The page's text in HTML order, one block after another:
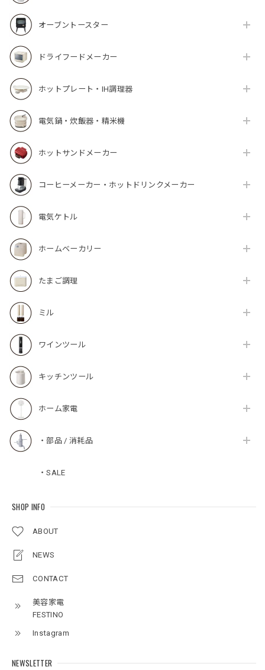
オーブントースター
ドライフードメーカー
ホットプレート・IH調理器
電気鍋・炊飯器・精米機
ホットサンドメーカー
コーヒーメーカー・ホットドリンクメーカー
電気ケトル
ホームベーカリー
たまご調理
ミル
ワインツール
キッチンツール
ホーム家電
・部品 / 消耗品
・SALE
SHOP INFO
ABOUT
NEWS
CONTACT
美容家電
FESTINO
Instagram
NEWSLETTER